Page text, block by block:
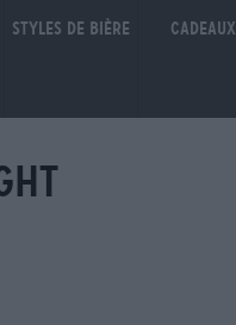
Styles de bière Cadeaux